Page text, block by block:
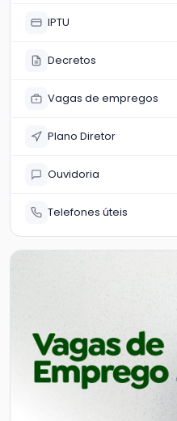
IPTU
Decretos
Vagas de empregos
Plano Diretor
Ouvidoria
Telefones úteis